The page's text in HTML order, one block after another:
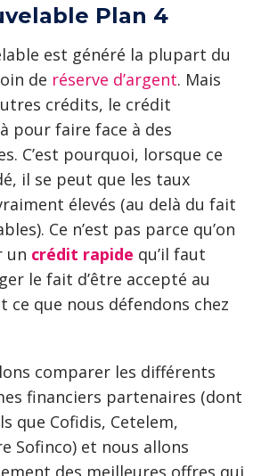
Plan 4
est généré la plupart du
de réserve d’argent. Mais
crédits, le crédit
pour faire face à des
C’est pourquoi, lorsque ce
il se peut que les taux
élevés (au delà du fait
Ce n’est pas parce qu’on
un crédit rapide qu’il faut
le fait d’être accepté au
ce que nous défendons chez
comparer les différents
financiers partenaires (dont
que Cofidis, Cetelem,
Sofinco) et nous allons
des meilleures offres qui